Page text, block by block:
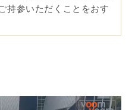
持参いただくことをおす